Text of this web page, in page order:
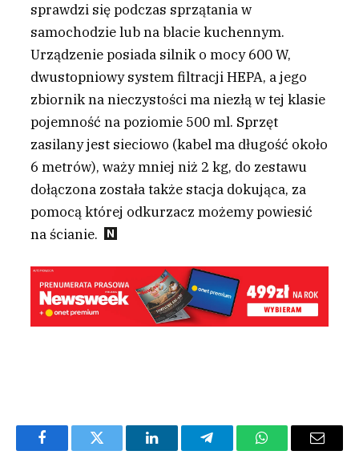
sprawdzi się podczas sprzątania w
samochodzie lub na blacie kuchennym.
Urządzenie posiada silnik o mocy 600 W,
dwustopniowy system filtracji HEPA, a jego
zbiornik na nieczystości ma niezłą w tej klasie
pojemność na poziomie 500 ml. Sprzęt
zasilany jest sieciowo (kabel ma długość około
6 metrów), waży mniej niż 2 kg, do zestawu
dołączona została także stacja dokująca, za
pomocą której odkurzacz możemy powiesić
na ścianie.
FacebookTwitter LinkedInTelegramWhatsAppEmail